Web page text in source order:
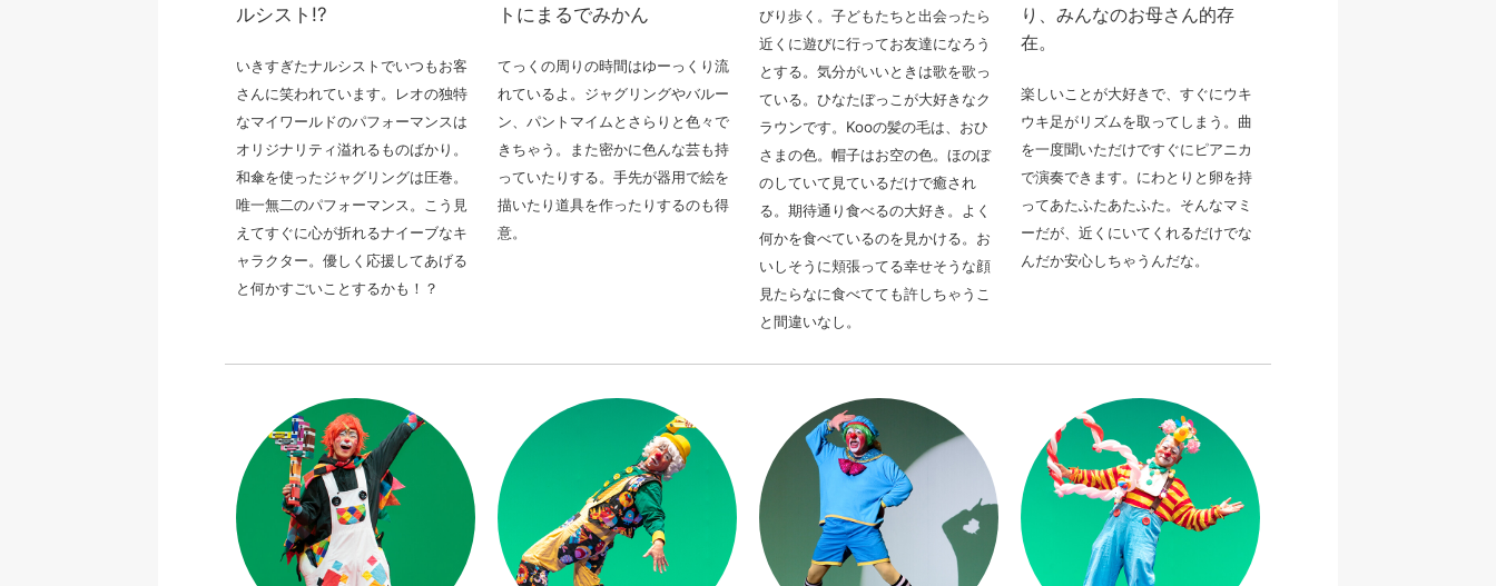
ルシスト!?
いきすぎたナルシストでいつもお客
さんに笑われています。
レオの独特
なマイワールドのパフォーマンスは
オリジナリティ溢れるものばかり。
和傘を使ったジャグリングは圧巻。
唯一無二のパフォーマンス。
こう見
えてすぐに心が折れるナイーブなキ
ャラクター。優しく応援してあげる
と何かすごいことするかも！？
トにまるでみかん
てっくの周りの時間はゆーっくり流
れているよ。 ジャグリングやバルー
ン、パントマイムとさらりと色々で
きちゃう。また密かに色んな芸も持
っていたりする。 手先が器用で絵を
描いたり道具を作ったりするのも得
意。
びり歩く。子どもたちと出会ったら
近くに遊びに行ってお友達になろう
とする。気分がいいときは歌を歌っ
ている。ひなたぼっこが大好きなク
ラウンです。 Kooの髪の毛は、おひ
さまの色。帽子はお空の色。ほのぼ
のしていて見ているだけで癒され
る。 期待通り食べるの大好き。よく
何かを食べているのを見かける。お
いしそうに頬張ってる幸せそうな顔
見たらなに食べてても許しちゃうこ
と間違いなし。
り、みんなのお母さん的存
在。
楽しいことが大好きで、すぐにウキ
ウキ足がリズムを取ってしまう。曲
を一度聞いただけですぐにピアニカ
で演奏できます。 にわとりと卵を持
ってあたふたあたふた。そんなマミ
ーだが、近くにいてくれるだけでな
んだか安心しちゃうんだな。